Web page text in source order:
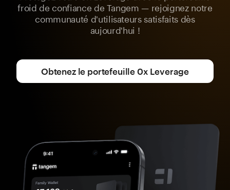
froid de confiance de Tangem — rejoignez notre
communauté d'utilisateurs satisfaits dès
aujourd'hui !
Obtenez le portefeuille 0x Leverage